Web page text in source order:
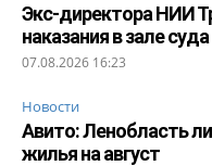
Экс-директора НИИ
наказания в зале
07.08.2026 16:23
Новости
Авито: Ленобласть
жилья на август